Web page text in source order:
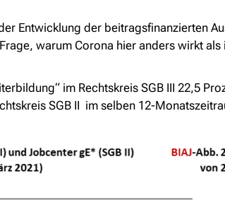
Entwicklung der beitragsfinanzierten
warum Corona hier anders wirkt als
im Rechtskreis SGB III 22,5
SGB II im selben 12-